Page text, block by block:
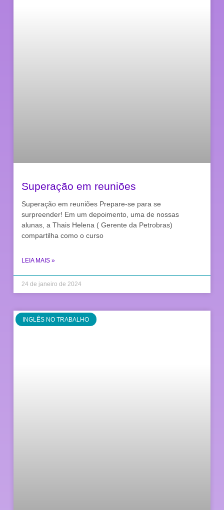
Superação em reuniões
Superação em reuniões Prepare-se para se
surpreender! Em um depoimento, uma de nossas
alunas, a Thais Helena ( Gerente da Petrobras)
compartilha como o curso
LEIA MAIS »
24 de janeiro de 2024
INGLÊS NO TRABALHO